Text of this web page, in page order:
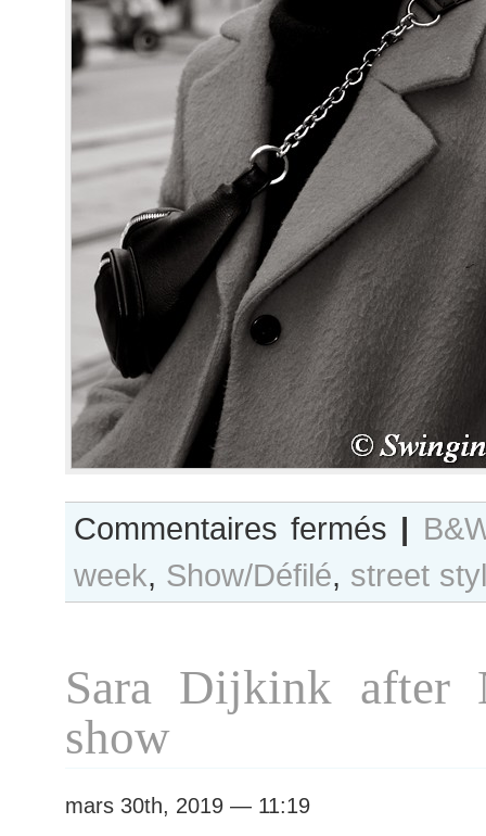
Commentaires fermés sur
B&W
Day
#421
2019
RtW
|
week, Show/Défilé, street
Sara Dijkink after
show
mars 30th, 2019 — 11:19